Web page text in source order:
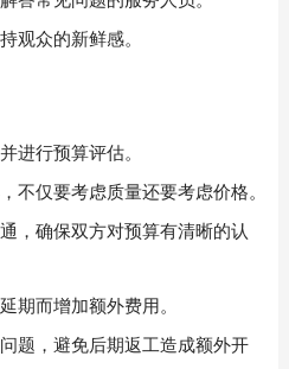
观众的新鲜感。
进行预算评估。
不仅要考虑质量还要考虑价格。
，确保双方对预算有清晰的认
期而增加额外费用。
题，避免后期返工造成额外开